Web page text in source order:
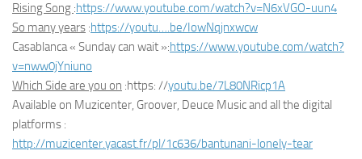
Rising Song :https://www.youtube.com/watch?v=N6xVGO-uun4
So many years :https://youtu….be/IowNqjnxwcw
Casablanca « Sunday can wait »:https://www.youtube.com/watch?
v=nww0jYniuno
Which Side are you on :https: //youtu.be/7L80NRicp1A
Available on Muzicenter, Groover, Deuce Music and all the digital
platforms :
http://muzicenter.yacast.fr/pl/1c636/bantunani-lonely-tear